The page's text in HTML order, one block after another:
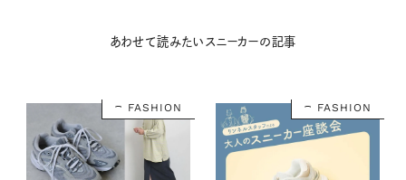
あわせて読みたいスニーカーの記事
FASHION FASHION